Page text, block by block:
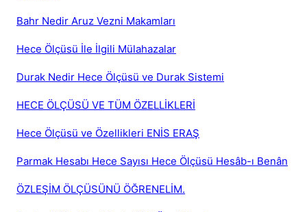
Bahr Nedir Aruz Vezni Makamları
Hece Ölçüsü İle İlgili Mülahazalar
Durak Nedir Hece Ölçüsü ve Durak Sistemi
HECE ÖLÇÜSÜ VE TÜM ÖZELLİKLERİ
Hece Ölçüsü ve Özellikleri ENİS ERAŞ
Parmak Hesabı Hece Sayısı Hece Ölçüsü Hesâb-ı Benân
ÖZLEŞİM ÖLÇÜSÜNÜ ÖĞRENELİM.